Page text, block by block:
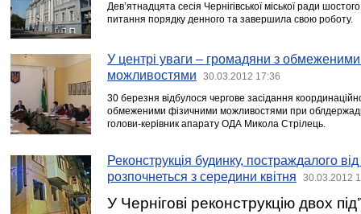
Дев’ятнадцята сесія Чернігівської міської ради
питання порядку денного та завершила свою роботу.
У центрі уваги – громадяни з
можливостями
30.03.2012 17:36
30 березня відбулося чергове засідання
обмеженими фізичними можливостями при
голови-керівник апарату ОДА Микола Стрілець.
Реконструкція будинку, постраждалого від
розпочнеться з середини квітня
30.03.2012
У Чернігові реконструкцію двох